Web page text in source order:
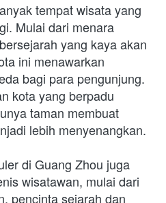
tempat wisata yang
Mulai dari menara
yang kaya akan
ini menawarkan
bagi para pengunjung.
kota yang berpadu
taman membuat
lebih menyenangkan.
di Guang Zhou juga
wisatawan, mulai dari
pencinta sejarah dan